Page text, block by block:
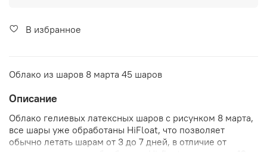
В избранное
Облако из шаров 8 марта 45 шаров
Описание
Облако гелиевых латексных шаров с рисунком 8 марта,
все шары уже обработаны HiFloat, что позволяет
обычно летать шарам от 3 до 7 дней, в отличие от